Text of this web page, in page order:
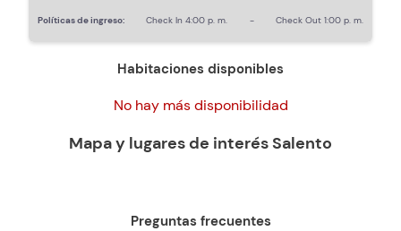
Políticas de ingreso: Check In4:00 p. m. - Check Out 1:00 p. m.
Habitaciones disponibles
No hay más disponibilidad
Mapa y lugares de interésSalento
Preguntas frecuentes